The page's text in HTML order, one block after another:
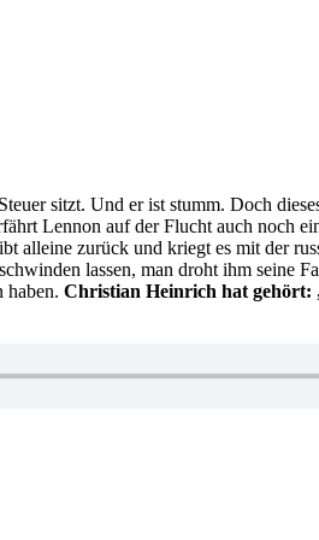
sitzt. Und er ist stumm. Doch
Lennon auf der Flucht auch noch
zurück und kriegt es mit der
lassen, man droht ihm seine
haben. Christian Heinrich hat gehört: